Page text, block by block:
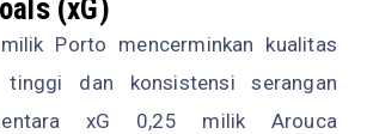
(xG)
Porto mencerminkan kualitas
tinggi dan konsistensi serangan
xG 0,25 milik Arouca